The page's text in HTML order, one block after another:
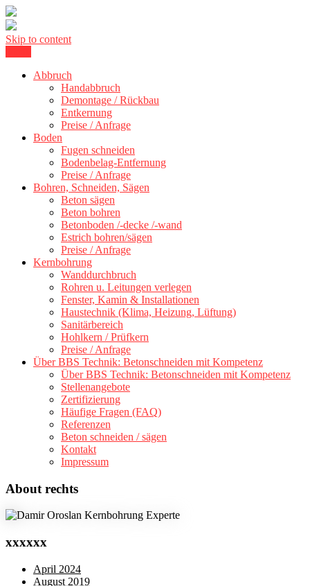
Skip to content
BBS Technik GmbH
300 kmAbbruch
Handabbruch
Demontage / Rückbau
Entkernung
Preise / Anfrage
Boden
Fugen schneiden
Bodenbelag-Entfernung
Preise / Anfrage
Bohren, Schneiden, Sägen
Beton sägen
Beton bohren
Betonboden /-decke /-wand
Estrich bohren/sägen
Preise / Anfrage
Kernbohrung
Wanddurchbruch
Rohren u. Leitungen verlegen
Fenster, Kamin & Installationen
Haustechnik (Klima, Heizung, Lüftung)
Sanitärbereich
Hohlkern / Prüfkern
Preise / Anfrage
Über BBS Technik: Betonschneiden mit Kompetenz
Über BBS Technik: Betonschneiden mit Kompetenz
Stellenangebote
Zertifizierung
Häufige Fragen (FAQ)
Referenzen
Beton schneiden / sägen
Kontakt
Impressum
About rechts
xxxxxx
April 2024
August 2019